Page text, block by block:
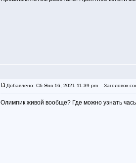
Добавлено: Сб Янв 16, 2021 11:39 pm Заголовок
Олимпик живой вообще? Где можно узнать